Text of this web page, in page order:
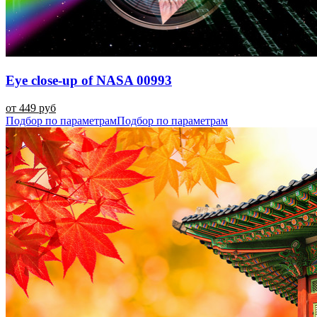
Eye close-up of NASA 00993
от 449 руб
Подбор по параметрамПодбор по параметрам